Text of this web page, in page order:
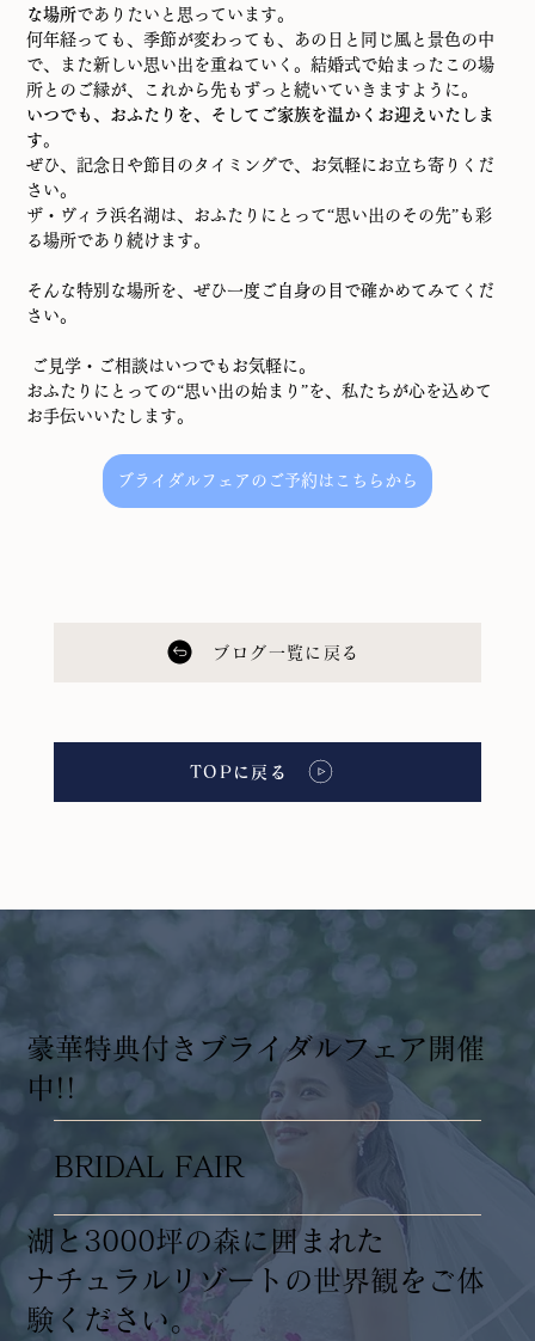
TOPに戻る
ブログ一覧に戻る
な場所でありたいと思っています。
何年経っても、季節が変わっても、あの日と同じ風と景色の中
で、また新しい思い出を重ねていく。結婚式で始まったこの場
所とのご縁が、これから先もずっと続いていきますように。
いつでも、おふたりを、そしてご家族を温かくお迎えいたしま
す。
ぜひ、記念日や節目のタイミングで、お気軽にお立ち寄りくだ
さい。
ザ・ヴィラ浜名湖は、おふたりにとって“思い出のその先”も彩
る場所であり続けます。
そんな特別な場所を、ぜひ一度ご自身の目で確かめてみてくだ
さい。
ご見学・ご相談はいつでもお気軽に。
おふたりにとっての“思い出の始まり”を、私たちが心を込めて
お手伝いいたします。
ブライダルフェアのご予約はこちらから
​豪華特典付きブライダルフェア開催
中!!
BRIDAL FAIR
湖と3000坪の森に囲まれた
ナチュラルリゾートの世界観をご体
験ください。